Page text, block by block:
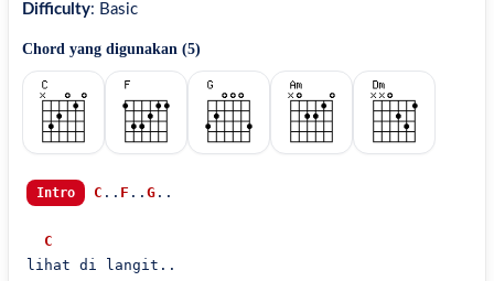
Difficulty: Basic
Chord yang digunakan (5)
Intro C .. F .. G..
C
lihat di langit..